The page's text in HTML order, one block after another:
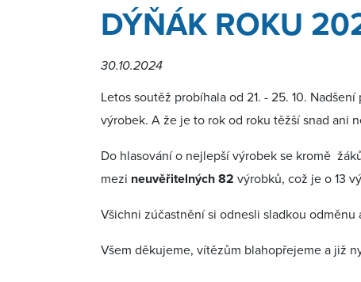
DÝŇÁK ROKU
30.10.2024
Letos soutěž probíhala od 21. - 25. 10.
výrobek. A že je to rok od roku těžší snad ani
Do hlasování o nejlepší výrobek se kromě
mezi neuvěřitelných 82 výrobků, což je o 13
Všichni zúčastnění si odnesli sladkou
Všem děkujeme, vítězům blahopřejeme a již